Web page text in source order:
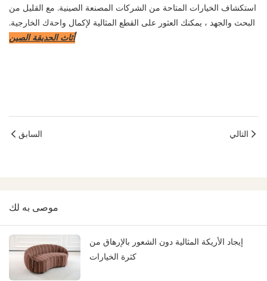
استكشاف الخيارات المتاحة من الشركات المصنعة الصينية. مع القليل من
البحث والجهد ، يمكنك العثور على القطع المثالية لإكمال واحةك الخارجية.
أثاث الحديقة الصين
السابق التالي
موصى به لك
إيجاد الأريكة المثالية دون الشعور بالإرهاق من
كثرة الخيارات